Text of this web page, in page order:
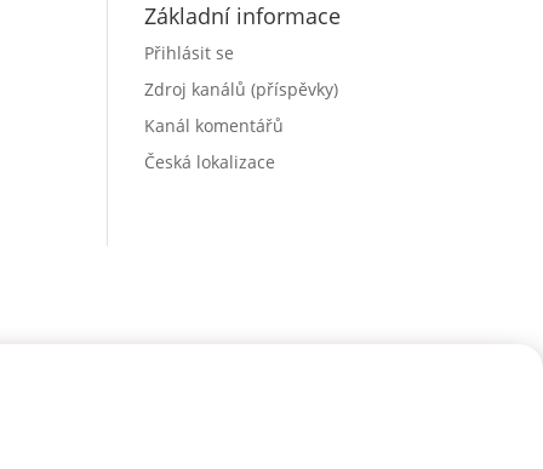
Základní informace
Přihlásit se
Zdroj kanálů (příspěvky)
Kanál komentářů
Česká lokalizace